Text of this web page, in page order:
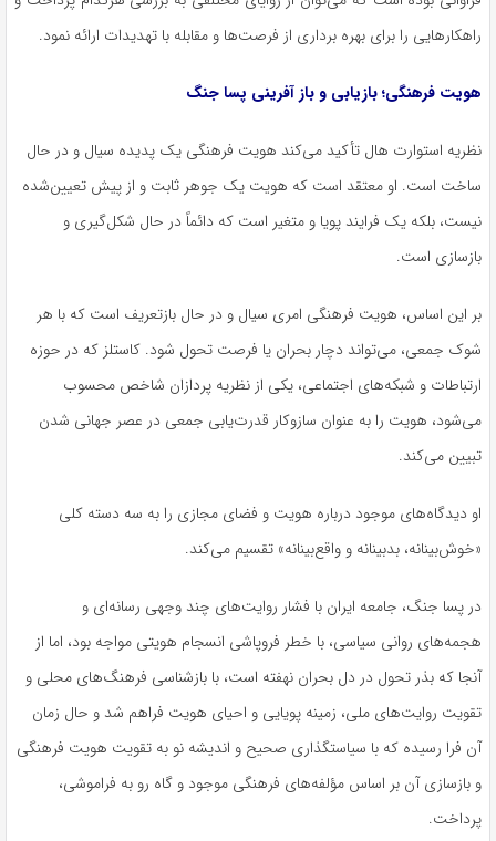
راهکارهایی را برای بهره برداری از فرصت‌ها و مقابله با تهدیدات ارائه نمود.
هویت فرهنگی؛ بازیابی و باز آفرینی پسا جنگ
نظریه استوارت هال تأکید می‌کند هویت فرهنگی یک پدیده سیال و در حال
ساخت است. او معتقد است که هویت یک جوهر ثابت و از پیش تعیین‌شده
نیست، بلکه یک فرایند پویا و متغیر است که دائماً در حال شکل‌گیری و
بازسازی است.
بر این اساس، هویت فرهنگی امری سیال و در حال بازتعریف است که با هر
شوک جمعی، می‌تواند دچار بحران یا فرصت تحول شود. کاستلز که در حوزه
ارتباطات و شبکه‌های اجتماعی، یکی از نظریه پردازان شاخص محسوب
می‌شود، هویت را به عنوان سازوکار قدرت‌یابی جمعی در عصر جهانی شدن
تبیین می‌کند.
او دیدگاه‌های موجود درباره هویت و فضای مجازی را به سه دسته کلی
«خوش‌بینانه، بدبینانه و واقع‌بینانه» تقسیم می‌کند.
در پسا جنگ، جامعه ایران با فشار روایت‌های چند وجهی رسانه‌ای و
هجمه‌های روانی سیاسی، با خطر فروپاشی انسجام هویتی مواجه بود، اما از
آنجا که بذر تحول در دل بحران نهفته است، با بازشناسی فرهنگ‌های محلی و
تقویت روایت‌های ملی، زمینه پویایی و احیای هویت فراهم شد و حال زمان
آن فرا رسیده که با سیاستگذاری صحیح و اندیشه نو به تقویت هویت فرهنگی
و بازسازی آن بر اساس مؤلفه‌های فرهنگی موجود و گاه رو به فراموشی،
پرداخت.